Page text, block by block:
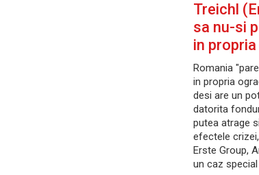
Treichl
sa nu-si
in
Romania
in propria
desi are un
datorita
putea atrage
efectele
Erste Group,
un caz